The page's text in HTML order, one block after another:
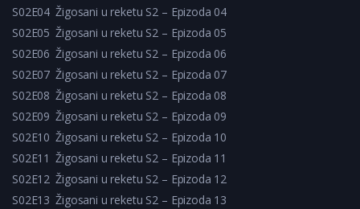
S02E04 Žigosani u reketu S2 – Epizoda 04
S02E05 Žigosani u reketu S2 – Epizoda 05
S02E06 Žigosani u reketu S2 – Epizoda 06
S02E07 Žigosani u reketu S2 – Epizoda 07
S02E08 Žigosani u reketu S2 – Epizoda 08
S02E09 Žigosani u reketu S2 – Epizoda 09
S02E10 Žigosani u reketu S2 – Epizoda 10
S02E11 Žigosani u reketu S2 – Epizoda 11
S02E12 Žigosani u reketu S2 – Epizoda 12
S02E13 Žigosani u reketu S2 – Epizoda 13